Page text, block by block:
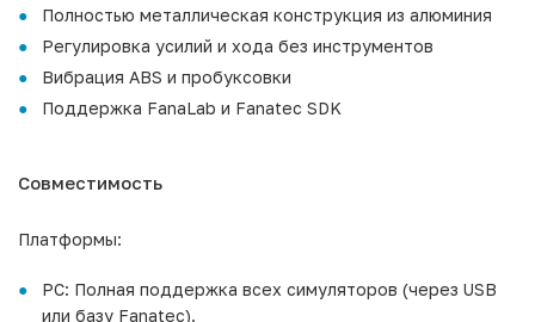
Полностью металлическая конструкция из алюминия
Регулировка усилий и хода без инструментов
Вибрация ABS и пробуксовки
Поддержка FanaLab и Fanatec SDK
Совместимость
Платформы:
PC: Полная поддержка всех симуляторов (через USB
или базу Fanatec).